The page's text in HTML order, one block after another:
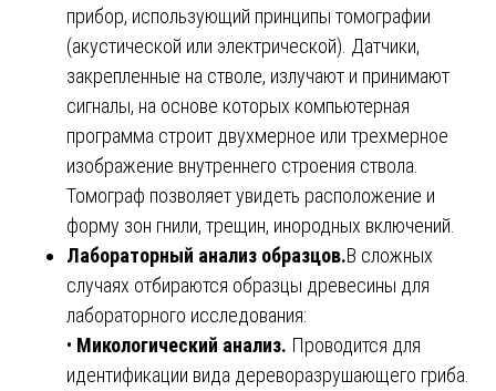
прибор, использующий принципы томографии
(акустической или электрической). Датчики,
закрепленные на стволе, излучают и принимают
сигналы, на основе которых компьютерная
программа строит двухмерное или трехмерное
изображение внутреннего строения ствола.
Томограф позволяет увидеть расположение и
форму зон гнили, трещин, инородных включений.
Лабораторный анализ образцов.В сложных
случаях отбираются образцы древесины для
лабораторного исследования:
• Микологический анализ. Проводится для
идентификации вида дереворазрушающего гриба.